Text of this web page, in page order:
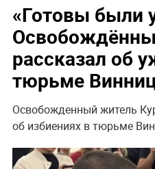
«Готовы были
рассказал об
тюрьме
Освобожденный житель
об избиениях в тюрьме